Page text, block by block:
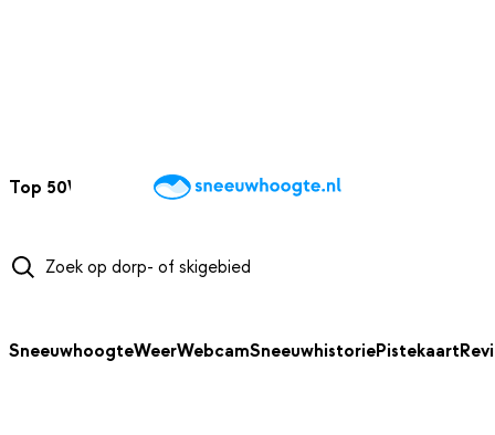
Top 50Webcams WintersportweerKaarten
SneeuwhoogteWeerWebcamSneeuwhistoriePistekaart